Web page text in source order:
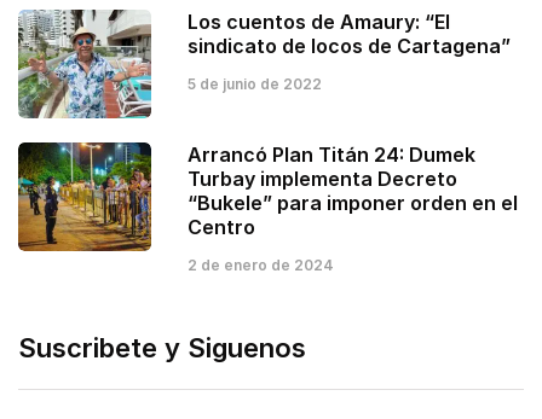
Los cuentos de Amaury: “El
sindicato de locos de Cartagena”
5 de junio de 2022
Arrancó Plan Titán 24: Dumek
Turbay implementa Decreto
“Bukele” para imponer orden en el
Centro
2 de enero de 2024
Suscribete y Siguenos